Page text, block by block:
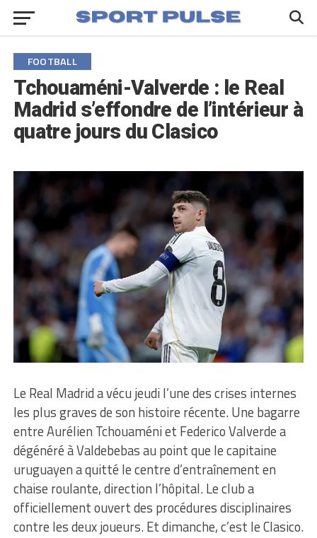
FOOTBALL
Tchouaméni-Valverde : le Real
Madrid s’effondre de l’intérieur à
quatre jours du Clasico
Le Real Madrid a vécu jeudi l’une des crises internes
les plus graves de son histoire récente. Une bagarre
entre Aurélien Tchouaméni et Federico Valverde a
dégénéré à Valdebebas au point que le capitaine
uruguayen a quitté le centre d’entraînement en
chaise roulante, direction l’hôpital. Le club a
officiellement ouvert des procédures disciplinaires
contre les deux joueurs. Et dimanche, c’est le Clasico.